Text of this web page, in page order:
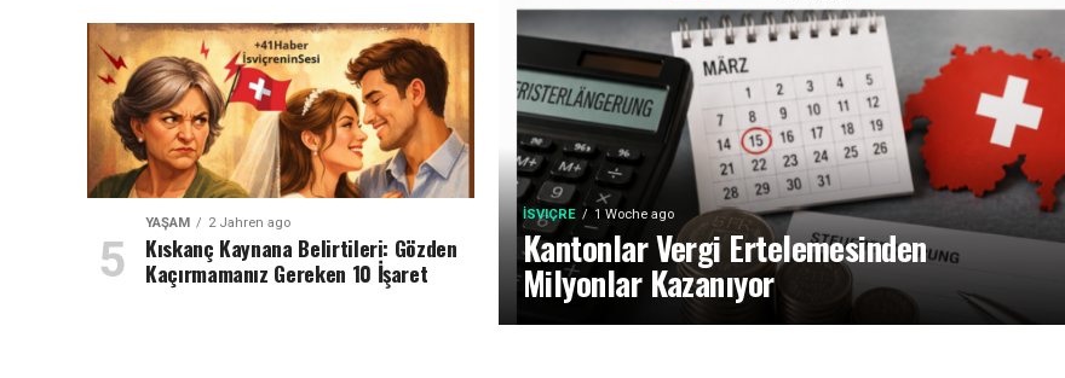
İSVIÇRE 1 Woche ago
Kantonlar Vergi Ertelemesinden
Milyonlar Kazanıyor
YAŞAM 2 Jahren ago
Kıskanç Kaynana Belirtileri: Gözden
Kaçırmamanız Gereken 10 İşaret